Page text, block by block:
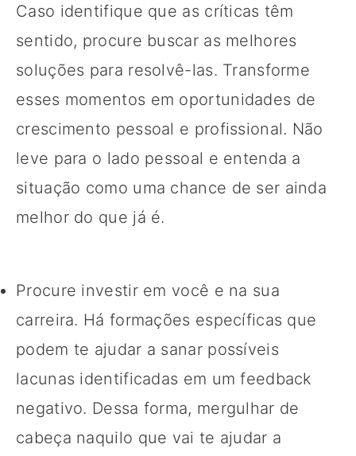
Caso identifique que as críticas têm
sentido, procure buscar as melhores
soluções para resolvê-las. Transforme
esses momentos em oportunidades de
crescimento pessoal e profissional. Não
leve para o lado pessoal e entenda a
situação como uma chance de ser ainda
melhor do que já é.
Procure investir em você e na sua
carreira. Há formações específicas que
podem te ajudar a sanar possíveis
lacunas identificadas em um feedback
negativo. Dessa forma, mergulhar de
cabeça naquilo que vai te ajudar a